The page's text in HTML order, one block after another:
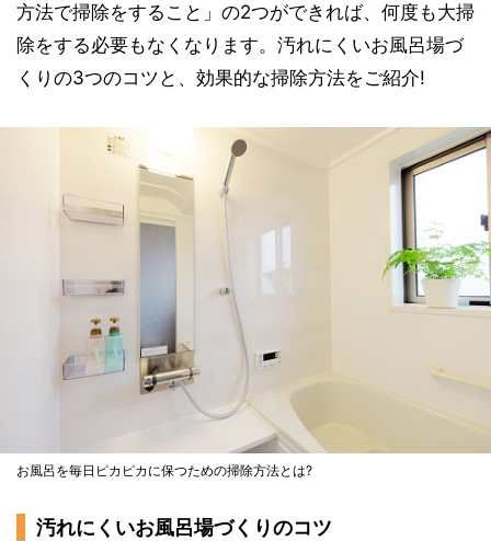
方法で掃除をすること」の2つができれば、何度も大掃
除をする必要もなくなります。汚れにくいお風呂場づ
くりの3つのコツと、効果的な掃除方法をご紹介!
お風呂を毎日ピカピカに保つための掃除方法とは?
汚れにくいお風呂場づくりのコツ